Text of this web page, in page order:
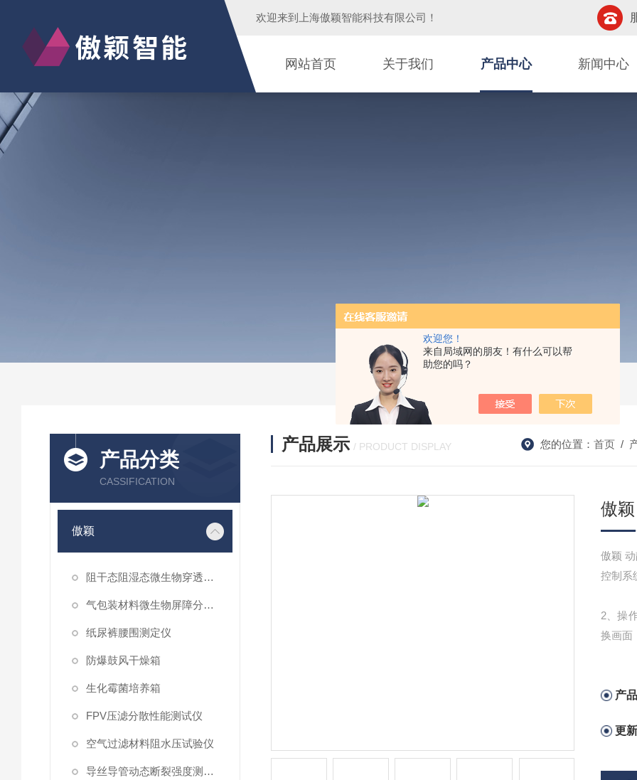
欢迎您！
来自局域网的朋友！有什么可以帮
助您的吗？
欢迎来到 上海傲颖智能科技有限公司 ！
网站首页 关于我们 产品中心 新闻中心
产品分类
CASSIFICATION
傲颖
阻干态阻湿态微生物穿透性能测试仪
气包装材料微生物屏障分等试验仪
纸尿裤腰围测定仪
防爆鼓风干燥箱
生化霉菌培养箱
FPV压滤分散性能测试仪
空气过滤材料阻水压试验仪
导丝导管动态断裂强度测试仪 （峰值拉力）
产品展示 / PRODUCT DISPLAY 您的位置： 首页 /
傲
傲
控制系
2、操
换画面
产
更